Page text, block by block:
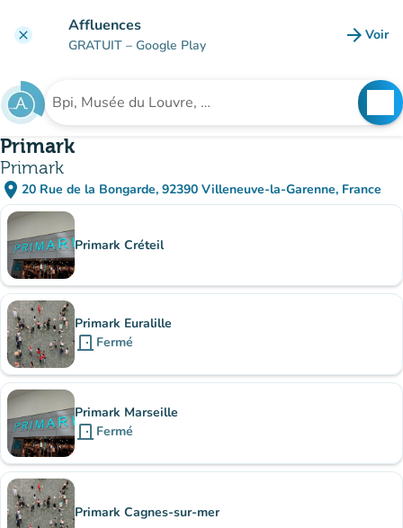
clear Affluences
GRATUIT – Google Play arrow_forward Voir
Rechercher un établissement
Primark
Primark
place 20 Rue de la Bongarde, 92390 Villeneuve-la-Garenne, France
(ouvrir dans Google Maps)
(nouvel onglet)
Sous-sites
Primark Créteil
Primark Euralille
door_front Fermé
Primark Marseille
door_front Fermé
Primark Cagnes-sur-mer